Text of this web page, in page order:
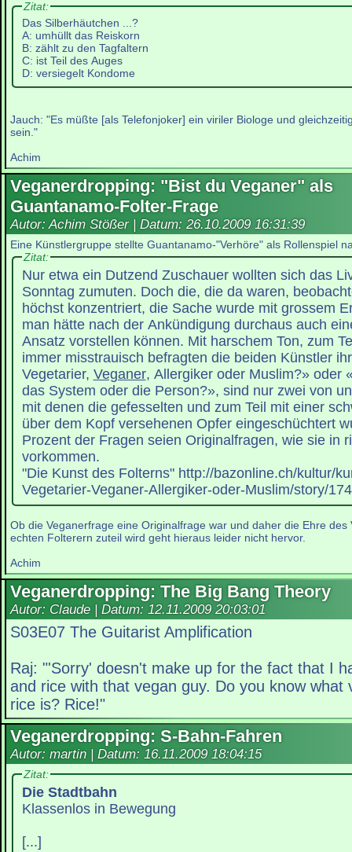
Zitat:
Das Silberhäutchen ...?
A: umhüllt das Reiskorn
B: zählt zu den Tagfaltern
C: ist Teil des Auges
D: versiegelt Kondome
Jauch: "Es müßte [als Telefonjoker] ein viriler Biologe und
sein."
Achim
Veganerdropping: "Bist du Veganer" als
Guantanamo-Folter-Frage
Autor: Achim Stößer | Datum: 26.10.2009 16:31:39
Eine Künstlergruppe stellte Guantanamo-"Verhöre" als Rollenspiel
Zitat:
Nur etwa ein Dutzend Zuschauer wollten sich das
Sonntag zumuten. Doch die, die da waren,
höchst konzentriert, die Sache wurde mit grossem
man hätte nach der Ankündigung durchaus auch
Ansatz vorstellen können. Mit harschem Ton, zum
immer misstrauisch befragten die beiden Künstler
Vegetarier, Veganer, Allergiker oder Muslim?» oder
das System oder die Person?», sind nur zwei von
mit denen die gefesselten und zum Teil mit einer
über dem Kopf versehenen Opfer eingeschüchtert
Prozent der Fragen seien Originalfragen, wie sie in
vorkommen.
"Die Kunst des Folterns" http://bazonline.ch/kultur/
Vegetarier-Veganer-Allergiker-oder-Muslim/story/
Ob die Veganerfrage eine Originalfrage war und daher die Ehre des
echten Folterern zuteil wird geht hieraus leider nicht hervor.
Achim
Veganerdropping: The Big Bang Theory
Autor: Claude | Datum: 12.11.2009 20:03:01
S03E07 The Guitarist Amplification
Raj: "'Sorry' doesn't make up for the fact that I
and rice with that vegan guy. Do you know what
rice is? Rice!"
Veganerdropping: S-Bahn-Fahren
Autor: martin | Datum: 16.11.2009 18:04:15
Zitat:
Die Stadtbahn
Klassenlos in Bewegung
[...]